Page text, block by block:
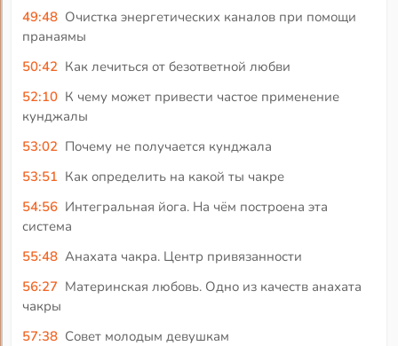
49:48 Очистка энергетических каналов при помощи
пранаямы
50:42 Как лечиться от безответной любви
52:10 К чему может привести частое применение
кунджалы
53:02 Почему не получается кунджала
53:51 Как определить на какой ты чакре
54:56 Интегральная йога. На чём построена эта
система
55:48 Анахата чакра. Центр привязанности
56:27 Материнская любовь. Одно из качеств анахата
чакры
57:38 Совет молодым девушкам